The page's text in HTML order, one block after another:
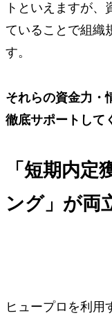
トといえますが
ていることで組織
す。
それらの資金力・
徹底サポートして
「短期内
ング」が両
ヒュープロを利用